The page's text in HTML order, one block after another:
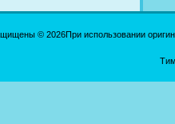
© 2026При использовании